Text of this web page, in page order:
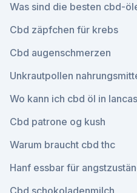
Was sind die besten cbd-
Cbd zäpfchen für krebs
Cbd augenschmerzen
Unkrautpollen
Wo kann ich cbd öl in
Cbd patrone og kush
Warum braucht cbd thc
Hanf essbar für
Cbd schokoladenmilch